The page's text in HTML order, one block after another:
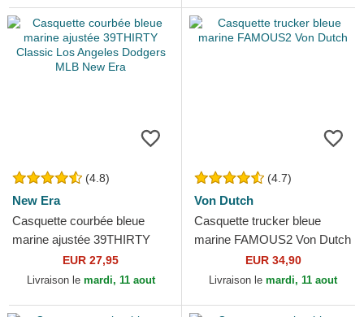
(4.8)
New Era
Casquette courbée bleue
marine ajustée 39THIRTY
Classic Los Angeles Dodgers
MLB New Era
EUR 27,95
Livraison le mardi, 11 aout
(4.7)
Von Dutch
Casquette trucker bleue
marine FAMOUS2 Von Dutch
EUR 34,90
Livraison le mardi, 11 aout